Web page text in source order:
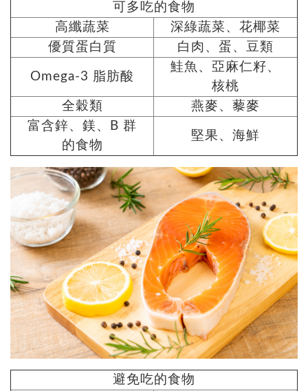
可多吃的食物
高纖蔬菜
深綠蔬菜、花椰菜
優質蛋白質
白肉、蛋、豆類
Omega-3 脂肪酸
鮭魚、亞麻仁籽、
核桃
全穀類
燕麥、藜麥
富含鋅、鎂、B 群
的食物
堅果、海鮮
避免吃的食物